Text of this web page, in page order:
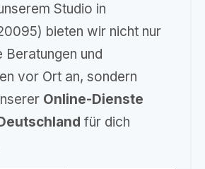
Studio in
bieten wir nicht nur
Beratungen und
vor Ort an, sondern
Online-Dienste
für dich